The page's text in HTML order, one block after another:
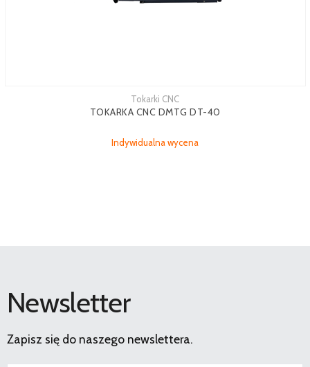
Tokarki CNC
TOKARKA CNC DMTG DT-40
Indywidualna wycena
Newsletter
Zapisz się do naszego newslettera.